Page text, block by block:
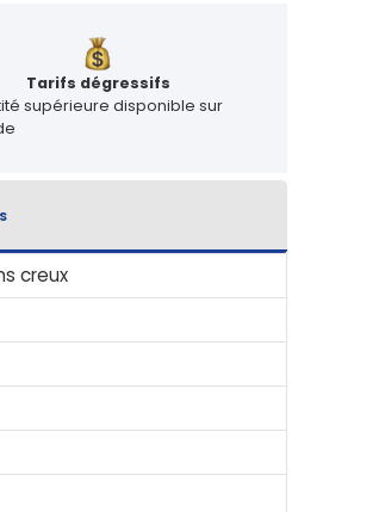
Tarifs dégressifs
supérieure disponible sur
creux